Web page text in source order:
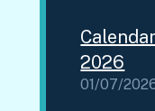
2026
01/07/